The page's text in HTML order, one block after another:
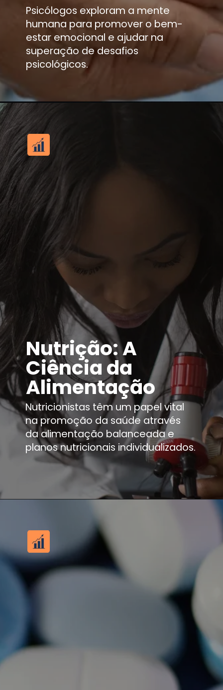
Psicólogos exploram a mente
humana para promover o bem-
estar emocional e ajudar na
superação de desafios
psicológicos.
Nutrição: A
Ciência da
Alimentação
Nutricionistas têm um papel vital
na promoção da saúde através
da alimentação balanceada e
planos nutricionais individualizados.